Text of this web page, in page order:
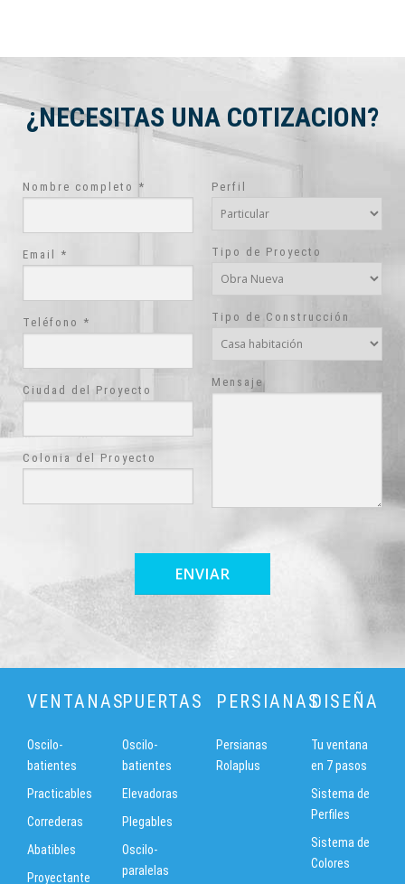
¿NECESITAS UNA COTIZACION?
Nombre completo *
Email *
Teléfono *
Ciudad del Proyecto
Colonia del Proyecto
Perfil
Tipo de Proyecto
Tipo de Construcción
Mensaje
VENTANAS
Oscilo-
batientes
Practicables
Correderas
Abatibles
Proyectante
PUERTAS
Oscilo-
batientes
Elevadoras
Plegables
Oscilo-
paralelas
PERSIANAS
Persianas
Rolaplus
DISEÑA
Tu ventana
en 7 pasos
Sistema de
Perfiles
Sistema de
Colores